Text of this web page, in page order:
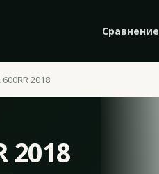
Сравнение
600RR 2018
2018